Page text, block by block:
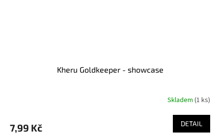
Kheru Goldkeeper - showcase
Skladem (1 ks)
7,99 Kč DETAIL